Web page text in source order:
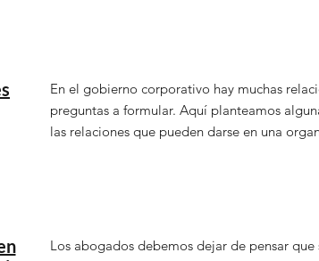
En el gobierno corporativo hay muchas
preguntas a formular. Aquí planteamos
las relaciones que pueden darse en una
Los abogados debemos dejar de pensar